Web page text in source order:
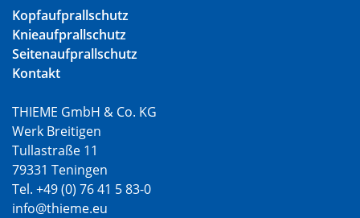
Kopfaufprallschutz
Knieaufprallschutz
Seitenaufprallschutz
Kontakt
THIEME GmbH & Co. KG
Werk Breitigen
Tullastraße 11
79331 Teningen
Tel. +49 (0) 76 41 5 83-0
info@thieme.eu